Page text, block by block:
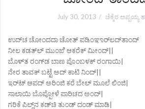
July 30, 2013 ಚೆಕ್ಕೆರ ಅಪ್ಪಯ್ಯ
ಉದ್‌ಚ ಚೋಂದದಾ ಚೋತ್ ಪಡಿಂಞಾರ್‌ಲದ್‌ತಾಂದ್
ನೀಲ ಕಡತ್‌ಲ್ ಮುಂಙಿ ಆಕರೆಕ್ ಮೀಂದ್||
ಬೊಳ್‌ತ ರಂಗ್‌ಡ ಬಾಣ ಪೊಂಬಳಕ್ ರಂಗಾಯಿ|
ನೇರ ತಾವಕ್ ಬಟ್ಟೆ ಅದ್ ಕಾಟಿ ನಿಂದ್||
ಇರ್‌ಟ್ ಆಪದ್ ಅರಿಂಜಿ ಕರೆ ಬೇಲ್ ಮೂಲೆ ಲಿಂಜಿ|
ಸಾಲಾಯಿ ಬೊಪ್ಪೋಳೆ ಪಾರಿಚದ ಅಂದ್|
ಗರಿಕೆ ಪಿಲ್ಲ್‌ನ ಕಡ್‌ಚಿ ತುಂಡ್ ದಂಡ್ ಮಾಡಿ|